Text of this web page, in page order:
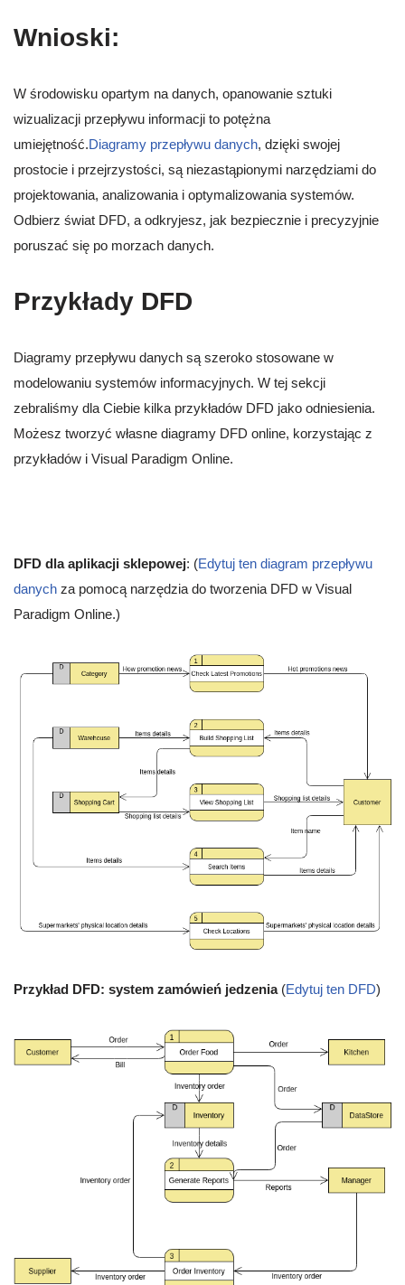
Wnioski:
W środowisku opartym na danych, opanowanie sztuki
wizualizacji przepływu informacji to potężna
umiejętność.Diagramy przepływu danych, dzięki swojej
prostocie i przejrzystości, są niezastąpionymi narzędziami do
projektowania, analizowania i optymalizowania systemów.
Odbierz świat DFD, a odkryjesz, jak bezpiecznie i precyzyjnie
poruszać się po morzach danych.
Przykłady DFD
Diagramy przepływu danych są szeroko stosowane w
modelowaniu systemów informacyjnych. W tej sekcji
zebraliśmy dla Ciebie kilka przykładów DFD jako odniesienia.
Możesz tworzyć własne diagramy DFD online, korzystając z
przykładów i Visual Paradigm Online.
DFD dla aplikacji sklepowej: (Edytuj ten diagram przepływu
danych za pomocą narzędzia do tworzenia DFD w Visual
Paradigm Online.)
Przykład DFD: system zamówień jedzenia(Edytuj ten DFD)